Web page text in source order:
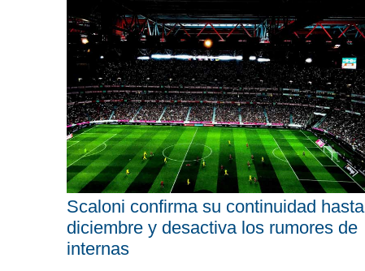
Scaloni confirma su continuidad hasta
diciembre y desactiva los rumores de
internas